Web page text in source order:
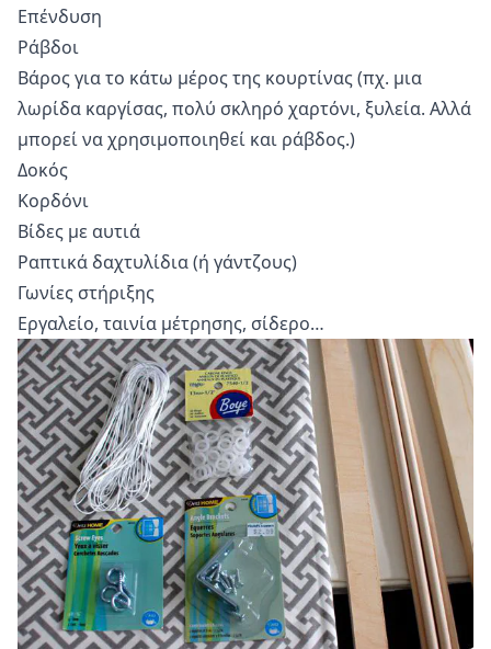
Επένδυση
Ράβδοι
Βάρος για το κάτω μέρος της κουρτίνας (πχ. μια
λωρίδα καργίσας, πολύ σκληρό χαρτόνι, ξυλεία. Αλλά
μπορεί να χρησιμοποιηθεί και ράβδος.)
Δοκός
Κορδόνι
Βίδες με αυτιά
Ραπτικά δαχτυλίδια (ή γάντζους)
Γωνίες στήριξης
Εργαλείο, ταινία μέτρησης, σίδερο…